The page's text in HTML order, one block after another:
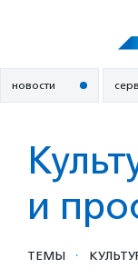
новости
и
ТЕМЫ ·